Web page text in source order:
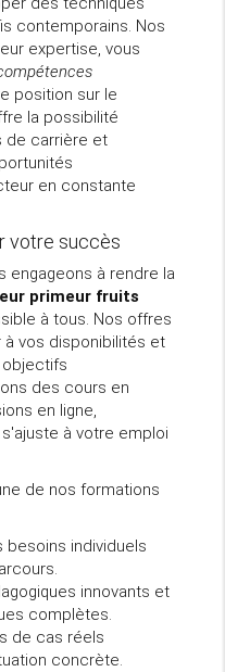
contemporains. Nos
expertise, vous
position sur le
la possibilité
de carrière et
en constante
votre succès
engageons à rendre la
primeur fruits
à tous. Nos offres
vos disponibilités et
des cours en
en ligne,
s'ajuste à votre emploi
de nos formations
besoins individuels
innovants et
complètes.
de cas réels
concrète.